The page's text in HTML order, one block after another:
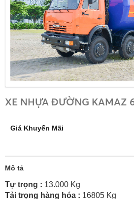
XE NHỰA ĐƯỜNG KAMAZ
Giá Khuyến Mãi
Mô tả
Tự trọng : 13.000 Kg
Tải trọng hàng hóa : 16805 Kg